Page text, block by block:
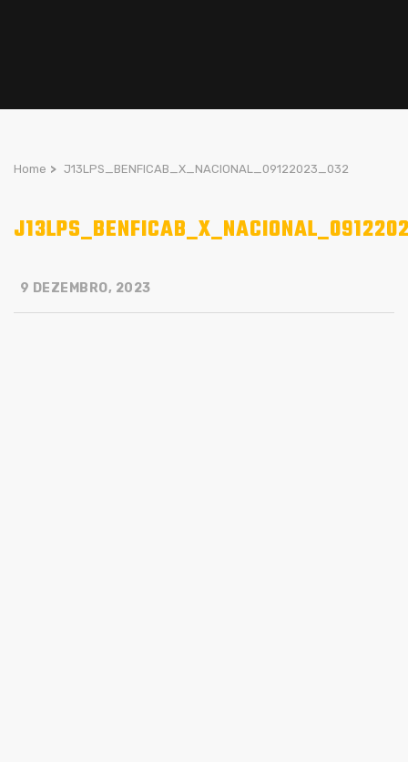
Home > J13LPS_BENFICAB_X_NACIONAL_09122023_032
9 DEZEMBRO, 2023